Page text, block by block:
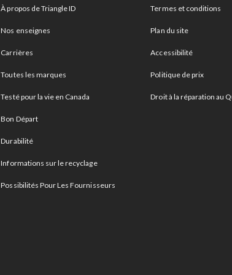
À propos de Triangle ID
Nos enseignes
Carrières
Toutes les marques
Testé pour la vie en Canada
Bon Départ
Durabilité
Informations sur le recyclage
Possibilités Pour Les Fournisseurs
Termes et conditions
Plan du site
Accessibilité
Politique de prix
Droit à la réparation au